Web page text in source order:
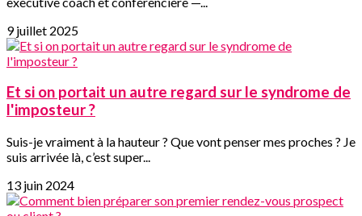
9 juillet 2025
Et si on portait un autre regard sur le syndrome de
l'imposteur ?
Suis-je vraiment à la hauteur ? Que vont penser mes proches ? Je
suis arrivée là, c’est super...
13 juin 2024